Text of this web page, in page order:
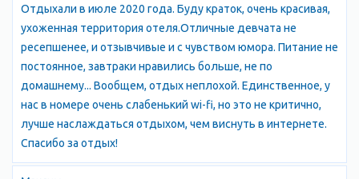
самых удобных бухт в мире.
Вид на Севастопольскую бухту с моря Севастопольская бухта,
Южная бухта
Достопримечательности Севастополя
Севастополь - это один из древнейших городов Крыма;
следы истории можно увидеть в Херсонесе и Балаклаве. О
тяжелых временах Севастополя напоминают памятник
героям Крымской войны, памятник затонувшим кораблям,
панорама «Оборона Севастополя 1854—1855 годов», диорама
Отдыхали в июле 2020 года. Буду краток, очень красивая,
ухоженная территория отеля.Отличные девчата не
ресепшенее, и отзывчивые и с чувством юмора. Питание не
постоянное, завтраки нравились больше, не по
домашнему... Вообщем, отдых неплохой. Единственное, у
нас в номере очень слабенький wi-fi, но это не критично,
лучше наслаждаться отдыхом, чем виснуть в интернете.
Спасибо за отдых!